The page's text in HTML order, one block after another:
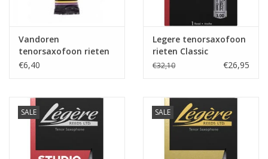
Vandoren
tenorsaxofoon rieten
Jazz
€6,40
Legere tenorsaxofoon
rieten Classic
€32,10 €26,95
SALE SALE